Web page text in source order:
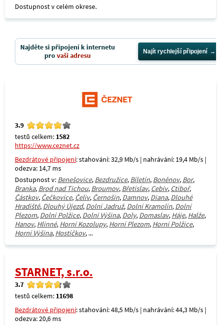
Dostupnost v celém okrese.
Najděte si připojení k internetu
provaši adresu Najít rychlejší připojení
3.9
testů celkem: 1582
https://www.ceznet.cz
Bezdrátové připojení: stahování: 32,9 Mb/s | nahrávání: 19,4 Mb/s |
odezva: 14,7 ms
Dostupnost v: Benešovice, Bezdružice, Bíletín, Boněnov, Bor,
Branka, Brod nad Tichou, Broumov, Břetislav, Cebiv, Ctiboř,
Částkov, Čečkovice, Čeliv, Černošín, Damnov, Diana, Dlouhé
Hradiště, Dlouhý Újezd, Dolní Jadruž, Dolní Kramolín, Dolní
Plezom, Dolní Polžice, Dolní Výšina, Doly, Domaslav, Háje, Halže,
Hanov, Hlinné, Horní Kozolupy, Horní Plezom, Horní Polžice,
Horní Výšina, Hostíčkov, ...
STARNET, s.r.o.
3.7
testů celkem: 11698
Bezdrátové připojení: stahování: 48,5 Mb/s | nahrávání: 44,3 Mb/s |
odezva: 20,6 ms